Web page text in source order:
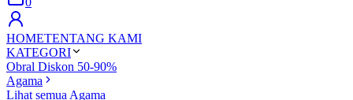
HOMETENTANG KAMI
KATEGORI
Obral Diskon 50-90%
Agama
Lihat semua Agama